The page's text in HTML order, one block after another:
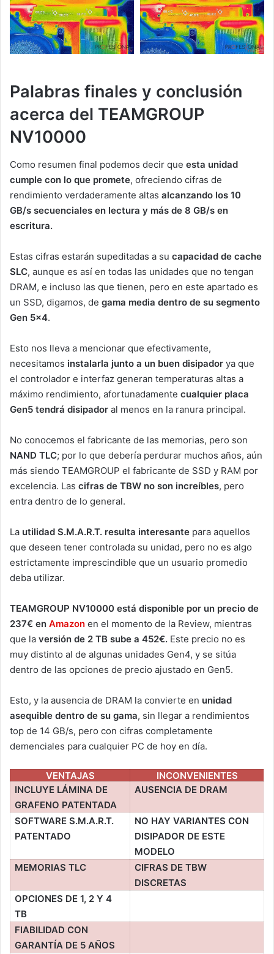
Palabras finales y conclusión
acerca del TEAMGROUP
NV10000
Como resumen final podemos decir que esta unidad
cumple con lo que promete, ofreciendo cifras de
rendimiento verdaderamente altas alcanzando los 10
GB/s secuenciales en lectura y más de 8 GB/s en
escritura.
Estas cifras estarán supeditadas a su capacidad de cache
SLC, aunque es así en todas las unidades que no tengan
DRAM, e incluso las que tienen, pero en este apartado es
un SSD, digamos, de gama media dentro de su segmento
Gen 5×4.
Esto nos lleva a mencionar que efectivamente,
necesitamos instalarla junto a un buen disipador ya que
el controlador e interfaz generan temperaturas altas a
máximo rendimiento, afortunadamente cualquier placa
Gen5 tendrá disipador al menos en la ranura principal.
No conocemos el fabricante de las memorias, pero son
NAND TLC; por lo que debería perdurar muchos años, aún
más siendo TEAMGROUP el fabricante de SSD y RAM por
excelencia. Las cifras de TBW no son increíbles, pero
entra dentro de lo general.
La utilidad S.M.A.R.T. resulta interesante para aquellos
que deseen tener controlada su unidad, pero no es algo
estrictamente imprescindible que un usuario promedio
deba utilizar.
TEAMGROUP NV10000 está disponible por un precio de
237€ en Amazon en el momento de la Review, mientras
que la versión de 2 TB sube a 452€. Este precio no es
muy distinto al de algunas unidades Gen4, y se sitúa
dentro de las opciones de precio ajustado en Gen5.
Esto, y la ausencia de DRAM la convierte en unidad
asequible dentro de su gama, sin llegar a rendimientos
top de 14 GB/s, pero con cifras completamente
demenciales para cualquier PC de hoy en día.
VENTAJAS
INCONVENIENTES
INCLUYE LÁMINA DE
GRAFENO PATENTADA
AUSENCIA DE DRAM
SOFTWARE S.M.A.R.T.
PATENTADO
NO HAY VARIANTES CON
DISIPADOR DE ESTE
MODELO
MEMORIAS TLC
CIFRAS DE TBW
DISCRETAS
OPCIONES DE 1, 2 Y 4
TB
FIABILIDAD CON
GARANTÍA DE 5 AÑOS